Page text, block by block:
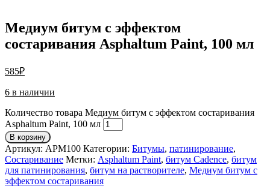
Медиум битум с эффектом
состаривания Asphaltum Paint, 100 мл
585₽
6 в наличии
Количество товара Медиум битум с эффектом состаривания
Asphaltum Paint, 100 мл
В корзину
Артикул: APM100 Категории: Битумы, патинирование,
Состаривание Метки: Asphaltum Paint, битум Cadence, битум
для патинирования, битум на растворителе, Медиум битум с
эффектом состаривания